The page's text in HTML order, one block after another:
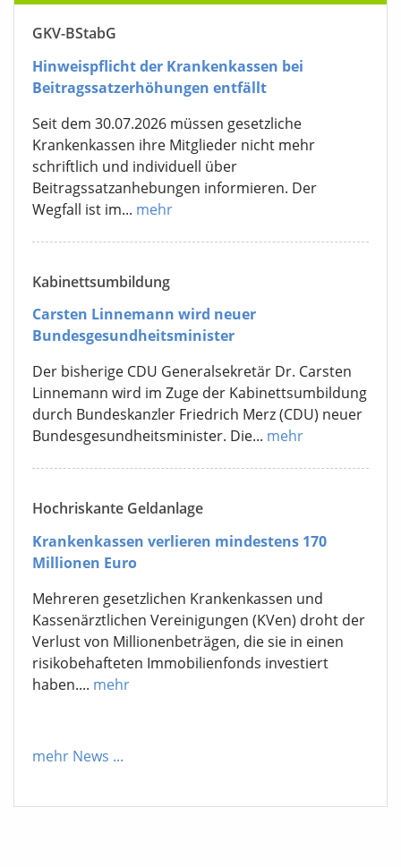
GKV-BStabG
Hinweispflicht der Krankenkassen bei
Beitragssatzerhöhungen entfällt
Seit dem 30.07.2026 müssen gesetzliche
Krankenkassen ihre Mitglieder nicht mehr
schriftlich und individuell über
Beitragssatzanhebungen informieren. Der
Wegfall ist im... mehr
Kabinettsumbildung
Carsten Linnemann wird neuer
Bundesgesundheitsminister
Der bisherige CDU Generalsekretär Dr. Carsten
Linnemann wird im Zuge der Kabinettsumbildung
durch Bundeskanzler Friedrich Merz (CDU) neuer
Bundesgesundheitsminister. Die... mehr
Hochriskante Geldanlage
Krankenkassen verlieren mindestens 170
Millionen Euro
Mehreren gesetzlichen Krankenkassen und
Kassenärztlichen Vereinigungen (KVen) droht der
Verlust von Millionenbeträgen, die sie in einen
risikobehafteten Immobilienfonds investiert
haben.... mehr
mehr News ...